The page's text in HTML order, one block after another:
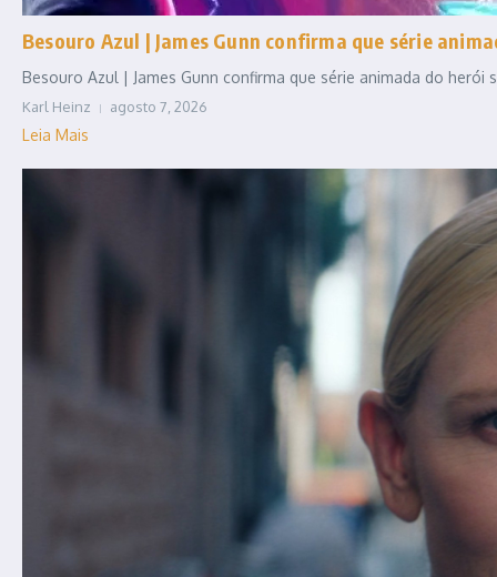
Besouro Azul | James Gunn confirma que série
Besouro Azul | James Gunn confirma que série animada do
Karl Heinz agosto 7, 2026
Leia Mais